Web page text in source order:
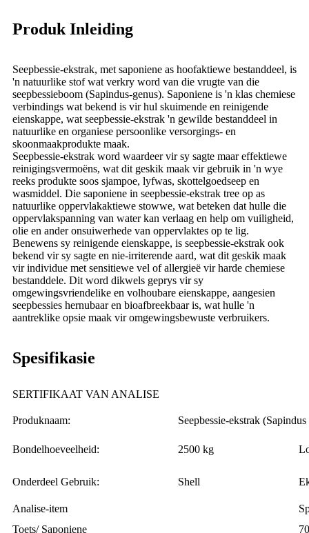
Produk Inleiding
Seepbessie-ekstrak, met saponiene as hoofaktiewe bestanddeel, is
'n natuurlike stof wat verkry word van die vrugte van die
seepbessieboom (Sapindus-genus). Saponiene is 'n klas chemiese
verbindings wat bekend is vir hul skuimende en reinigende
eienskappe, wat seepbessie-ekstrak 'n gewilde bestanddeel in
natuurlike en organiese persoonlike versorgings- en
skoonmaakprodukte maak.
Seepbessie-ekstrak word waardeer vir sy sagte maar effektiewe
reinigingsvermoëns, wat dit geskik maak vir gebruik in 'n wye
reeks produkte soos sjampoe, lyfwas, skottelgoedseep en
wasmiddel. Die saponiene in seepbessie-ekstrak tree op as
natuurlike oppervlakaktiewe stowwe, wat beteken dat hulle die
oppervlakspanning van water kan verlaag en help om vuiligheid,
olie en ander onsuiwerhede van oppervlaktes op te lig.
Benewens sy reinigende eienskappe, is seepbessie-ekstrak ook
bekend vir sy sagte en nie-irriterende aard, wat dit geskik maak
vir individue met sensitiewe vel of allergieë vir harde chemiese
bestanddele. Dit word dikwels geprys vir sy
omgewingsvriendelike en volhoubare eienskappe, aangesien
seepbessies hernubaar en bioafbreekbaar is, wat hulle 'n
aantreklike opsie maak vir omgewingsbewuste verbruikers.
Spesifikasie
SERTIFIKAAT VAN ANALISE
Produknaam: Seepbessie-ekstrak
Bondelhoeveelheid: 2500 kg
Onderdeel Gebruik: Shell
Analise-item
Toets/ Saponiene